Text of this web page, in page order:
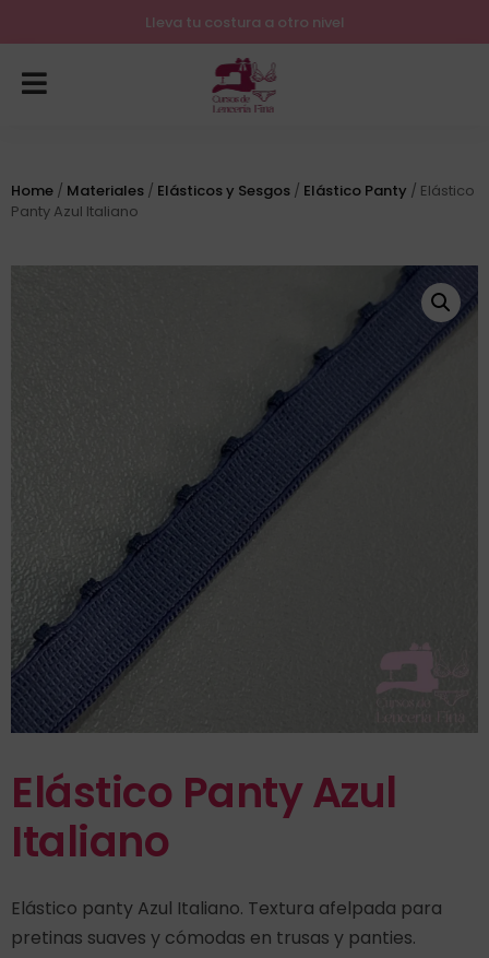
Lleva tu costura a otro nivel
Home / Materiales / Elásticos y Sesgos / Elástico Panty / Elástico
Panty Azul Italiano
Elástico Panty Azul
Italiano
Elástico panty Azul Italiano. Textura afelpada para
pretinas suaves y cómodas en trusas y panties.